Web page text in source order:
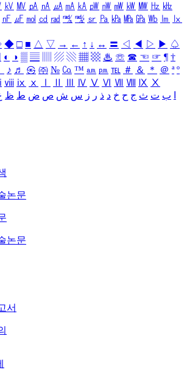
㎸ ㎹ ㎀ ㎁ ㎂ ㎃ ㎄ ㎺ ㎻ ㎽ ㎾ ㎿ ㎐ ㎑
㎋ ㎌ ㏖ ㏅ ㎭ ㎮ ㎯ ㏛ ㎩ ㎪ ㎫ ㎬ ㏝ ㏐
㏓
◆ □ ■ △ ▽ → ← ↑ ↓ ↔ 〓 ◁ ◀ ▷ ▶ ♤
◐ ◑ ▒ ▤ ▨ ▧ ▦ ▩ ♨ ☏ ☎ ☜ ☞ ¶ †
♪ ♬ ㉿ ㈜ № ㏇ ™ ㏂ ㏘ ℡ ＃ ＆ ＊ ＠ ª º
ⅷ ⅸ ⅹ Ⅳ Ⅴ Ⅵ Ⅶ Ⅷ Ⅸ Ⅹ
ب ت ث ج ح خ د ذ ر ز س ش ص ض ط ظ
논문
논문
서